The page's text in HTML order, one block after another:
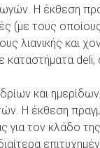
Η έκθεση
(με τους οποίους
λιανικής και
deli,
και ημερίδων,
Η έκθεση
για τον κλάδο